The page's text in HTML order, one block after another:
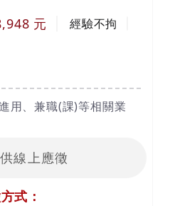
元
經驗不拘
用、兼職(課)等相關業
線上應徵
式：